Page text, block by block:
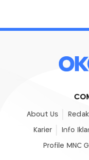
About Us
Karier Info
Profile MNC